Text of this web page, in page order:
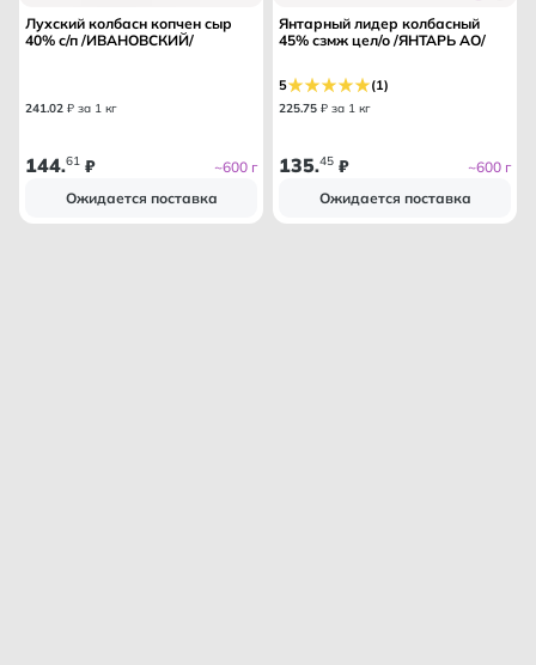
Лухский колбасн копчен сыр
40% с/п /ИВАНОВСКИЙ/
241.02 ₽ за 1 кг
144.61 ₽
~600 г
Ожидается поставка
Янтарный лидер колбасный
45% сзмж цел/о /ЯНТАРЬ АО/
5 (1)
225.75 ₽ за 1 кг
135.45 ₽
~600 г
Ожидается поставка